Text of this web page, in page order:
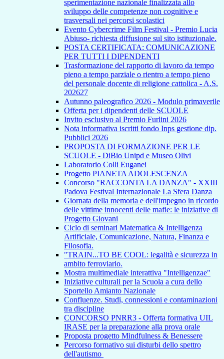
sperimentazione nazionale finalizzata allo
sviluppo delle competenze non cognitive e
trasversali nei percorsi scolastici
Evento Cybercrime Film Festival - Premio Lucia
Abiuso- richiesta diffusione sul sito istituzionale.
POSTA CERTIFICATA: COMUNICAZIONE
PER TUTTI I DIPENDENTI
Trasformazione del rapporto di lavoro da tempo
pieno a tempo parziale o rientro a tempo pieno
del personale docente di religione cattolica - A.S.
202627
Autunno paleografico 2026 - Modulo primaverile
Offerta per i dipendenti delle SCUOLE
Invito esclusivo al Premio Furlini 2026
Nota informativa iscritti fondo Inps gestione dip.
Pubblici 2026
PROPOSTA DI FORMAZIONE PER LE
SCUOLE - DiBio Unipd e Museo Olivi
Laboratorio Colli Euganei
Progetto PIANETA ADOLESCENZA
Concorso "RACCONTA LA DANZA" - XXIII
Padova Festival Internazionale La Sfera Danza
Giornata della memoria e dell'impegno in ricordo
delle vittime innocenti delle mafie: le iniziative di
Progetto Giovani
Ciclo di seminari Matematica & Intelligenza
Artificiale, Comunicazione, Natura, Finanza e
Filosofia.
"TRAIN...TO BE COOL: legalità e sicurezza in
ambito ferroviario.
Mostra multimediale interattiva "Intelligenzae"
Iniziative culturali per la Scuola a cura dello
Sportello Amianto Nazionale
Confluenze. Studi, connessioni e contaminazioni
tra discipline
CONCORSO PNRR3 - Offerta formativa UIL
IRASE per la preparazione alla prova orale
Proposta progetto Mindfulness & Benessere
Percorso formativo sui disturbi dello spettro
dell'autismo